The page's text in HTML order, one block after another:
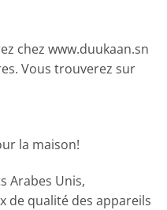
chez www.duukaan.sn
Vous trouverez sur
la maison!
Arabes Unis,
de qualité des appareils